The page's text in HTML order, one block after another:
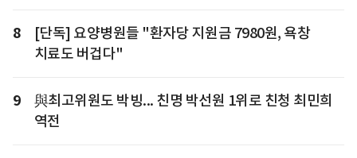
8
[단독] 요양병원들 "환자당 지원금 7980원, 욕창
치료도 버겁다"
9
與최고위원도 박빙... 친명 박선원 1위로 친청 최민희
역전